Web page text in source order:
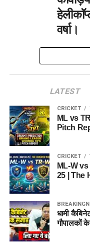
वर्षा।
LATEST
CRICKET
ML vs
Pitch
CRICKET
ML-W
25 | The
धामी
गौपालकों